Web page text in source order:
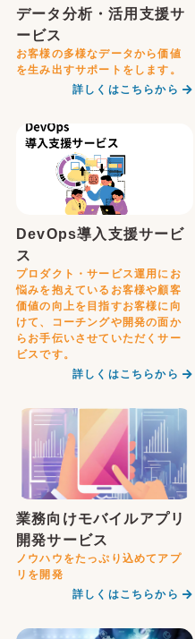
データ分析・活用支援サ
ービス
お客様の多様なデータから価値
を生み出すサポートをします。
詳しくはこちらから
DevOps導入支援サービ
ス
プロダクト・サービス運用にお
悩みを抱えているお客様や顧客
価値の向上を目指すお客様に向
けて、コーチングや開発の面か
らお手伝いさせていただくサー
ビスです。
詳しくはこちらから
業務向けモバイルアプリ
開発サービス
ノウハウをたっぷり込めてアプ
リを開発
詳しくはこちらから